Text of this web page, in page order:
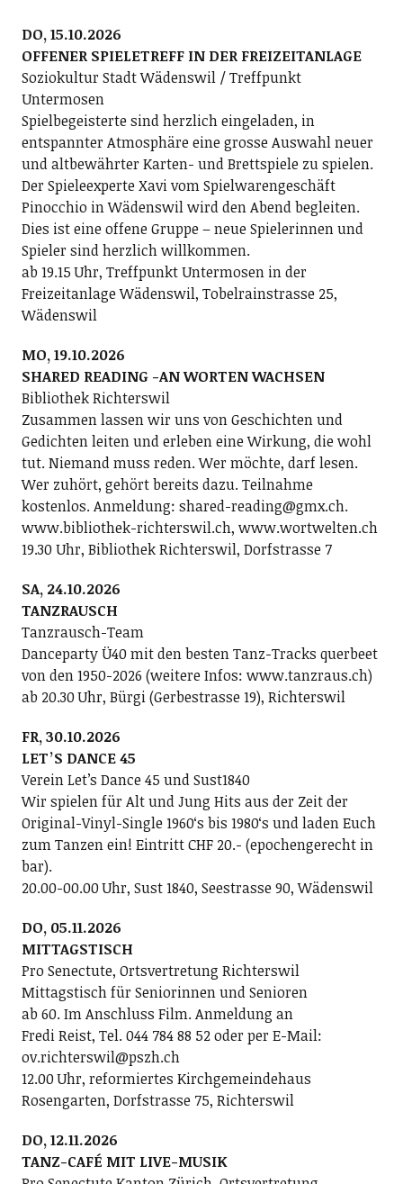
DO, 15.10.2026
OFFENER SPIELETREFF IN DER FREIZEITANLAGE
Soziokultur Stadt Wädenswil / Treffpunkt
Untermosen
Spielbegeisterte sind herzlich eingeladen, in
entspannter Atmosphäre eine grosse Auswahl neuer
und altbewährter Karten- und Brettspiele zu spielen.
Der Spieleexperte Xavi vom Spielwarengeschäft
Pinocchio in Wädenswil wird den Abend begleiten.
Dies ist eine offene Gruppe – neue Spielerinnen und
Spieler sind herzlich willkommen.
ab 19.15 Uhr, Treffpunkt Untermosen in der
Freizeitanlage Wädenswil, Tobelrainstrasse 25,
Wädenswil
MO, 19.10.2026
SHARED READING -AN WORTEN WACHSEN
Bibliothek Richterswil
Zusammen lassen wir uns von Geschichten und
Gedichten leiten und erleben eine Wirkung, die wohl
tut. Niemand muss reden. Wer möchte, darf lesen.
Wer zuhört, gehört bereits dazu. Teilnahme
kostenlos. Anmeldung: shared-reading@gmx.ch.
www.bibliothek-richterswil.ch, www.wortwelten.ch
19.30 Uhr, Bibliothek Richterswil, Dorfstrasse 7
SA, 24.10.2026
TANZRAUSCH
Tanzrausch-Team
Danceparty Ü40 mit den besten Tanz-Tracks querbeet
von den 1950-2026 (weitere Infos: www.tanzraus.ch)
ab 20.30 Uhr, Bürgi (Gerbestrasse 19), Richterswil
FR, 30.10.2026
LETʼS DANCE 45
Verein Letʼs Dance 45 und Sust1840
Wir spielen für Alt und Jung Hits aus der Zeit der
Original-Vinyl-Single 1960ʻs bis 1980ʻs und laden Euch
zum Tanzen ein! Eintritt CHF 20.- (epochengerecht in
bar).
20.00-00.00 Uhr, Sust 1840, Seestrasse 90, Wädenswil
DO, 05.11.2026
MITTAGSTISCH
Pro Senectute, Ortsvertretung Richterswil
Mittagstisch für Seniorinnen und Senioren
ab 60. Im Anschluss Film. Anmeldung an
Fredi Reist, Tel. 044 784 88 52 oder per E-Mail:
ov.richterswil@pszh.ch
12.00 Uhr, reformiertes Kirchgemeindehaus
Rosengarten, Dorfstrasse 75, Richterswil
DO, 12.11.2026
TANZ-CAFÉ MIT LIVE-MUSIK